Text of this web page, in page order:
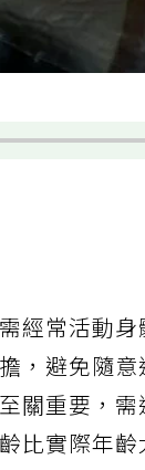
經常活動身
，避免隨意
關重要，需
比實際年